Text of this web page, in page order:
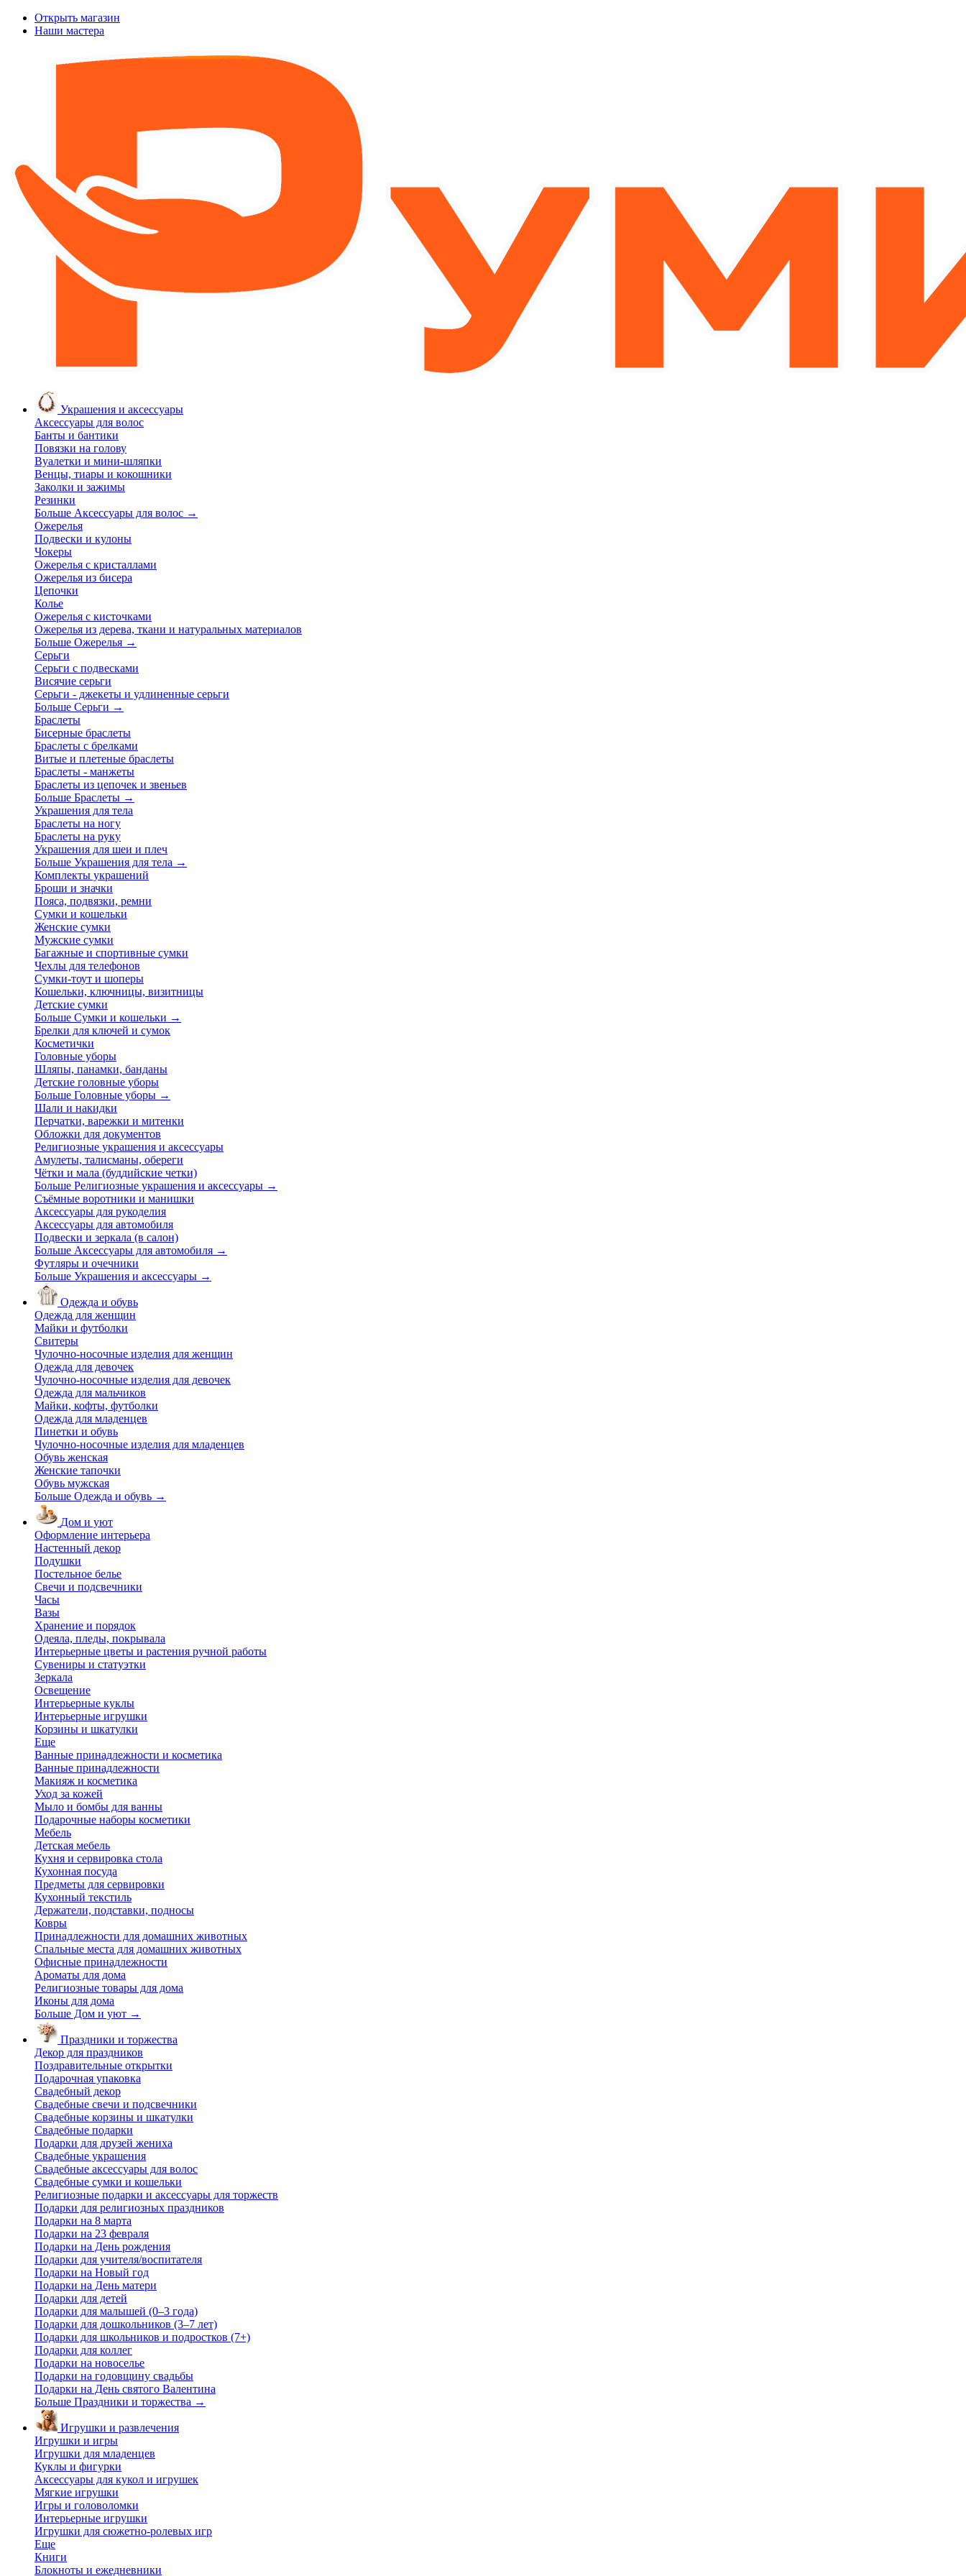
Открыть магазин
Наши мастера
Украшения и аксессуары
Аксессуары для волос
Банты и бантики
Повязки на голову
Вуалетки и мини-шляпки
Венцы, тиары и кокошники
Заколки и зажимы
Резинки
Больше Аксессуары для волос →
Ожерелья
Подвески и кулоны
Чокеры
Ожерелья с кристаллами
Ожерелья из бисера
Цепочки
Колье
Ожерелья с кисточками
Ожерелья из дерева, ткани и натуральных материалов
Больше Ожерелья →
Серьги
Серьги с подвесками
Висячие серьги
Серьги - джекеты и удлиненные серьги
Больше Серьги →
Браслеты
Бисерные браслеты
Браслеты с брелками
Витые и плетеные браслеты
Браслеты - манжеты
Браслеты из цепочек и звеньев
Больше Браслеты →
Украшения для тела
Браслеты на ногу
Браслеты на руку
Украшения для шеи и плеч
Больше Украшения для тела →
Комплекты украшений
Броши и значки
Пояса, подвязки, ремни
Сумки и кошельки
Женские сумки
Мужские сумки
Багажные и спортивные сумки
Чехлы для телефонов
Сумки-тоут и шоперы
Кошельки, ключницы, визитницы
Детские сумки
Больше Сумки и кошельки →
Брелки для ключей и сумок
Косметички
Головные уборы
Шляпы, панамки, банданы
Детские головные уборы
Больше Головные уборы →
Шали и накидки
Перчатки, варежки и митенки
Обложки для документов
Религиозные украшения и аксессуары
Амулеты, талисманы, обереги
Чётки и мала (буддийские четки)
Больше Религиозные украшения и аксессуары →
Съёмные воротники и манишки
Аксессуары для рукоделия
Аксессуары для автомобиля
Подвески и зеркала (в салон)
Больше Аксессуары для автомобиля →
Футляры и очечники
Больше Украшения и аксессуары →
Одежда и обувь
Одежда для женщин
Майки и футболки
Свитеры
Чулочно-носочные изделия для женщин
Одежда для девочек
Чулочно-носочные изделия для девочек
Одежда для мальчиков
Майки, кофты, футболки
Одежда для младенцев
Пинетки и обувь
Чулочно-носочные изделия для младенцев
Обувь женская
Женские тапочки
Обувь мужская
Больше Одежда и обувь →
Дом и уют
Оформление интерьера
Настенный декор
Подушки
Постельное белье
Свечи и подсвечники
Часы
Вазы
Хранение и порядок
Одеяла, пледы, покрывала
Интерьерные цветы и растения ручной работы
Сувениры и статуэтки
Зеркала
Освещение
Интерьерные куклы
Интерьерные игрушки
Корзины и шкатулки
Еще
Ванные принадлежности и косметика
Ванные принадлежности
Макияж и косметика
Уход за кожей
Мыло и бомбы для ванны
Подарочные наборы косметики
Мебель
Детская мебель
Кухня и сервировка стола
Кухонная посуда
Предметы для сервировки
Кухонный текстиль
Держатели, подставки, подносы
Ковры
Принадлежности для домашних животных
Спальные места для домашних животных
Офисные принадлежности
Ароматы для дома
Религиозные товары для дома
Иконы для дома
Больше Дом и уют →
Праздники и торжества
Декор для праздников
Поздравительные открытки
Подарочная упаковка
Свадебный декор
Свадебные свечи и подсвечники
Свадебные корзины и шкатулки
Свадебные подарки
Подарки для друзей жениха
Свадебные украшения
Свадебные аксессуары для волос
Свадебные сумки и кошельки
Религиозные подарки и аксессуары для торжеств
Подарки для религиозных праздников
Подарки на 8 марта
Подарки на 23 февраля
Подарки на День рождения
Подарки для учителя/воспитателя
Подарки на Новый год
Подарки на День матери
Подарки для детей
Подарки для малышей (0–3 года)
Подарки для дошкольников (3–7 лет)
Подарки для школьников и подростков (7+)
Подарки для коллег
Подарки на новоселье
Подарки на годовщину свадьбы
Подарки на День святого Валентина
Больше Праздники и торжества →
Игрушки и развлечения
Игрушки и игры
Игрушки для младенцев
Куклы и фигурки
Аксессуары для кукол и игрушек
Мягкие игрушки
Игры и головоломки
Интерьерные игрушки
Игрушки для сюжетно-ролевых игр
Еще
Книги
Блокноты и ежедневники